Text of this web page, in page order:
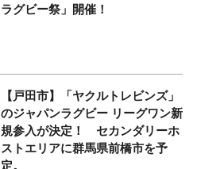
ラグビー祭」開催！
【戸田市】「ヤクルトレビンズ」
のジャパンラグビー リーグワン新
規参入が決定！ セカンダリーホ
ストエリアに群馬県前橋市を予
定。